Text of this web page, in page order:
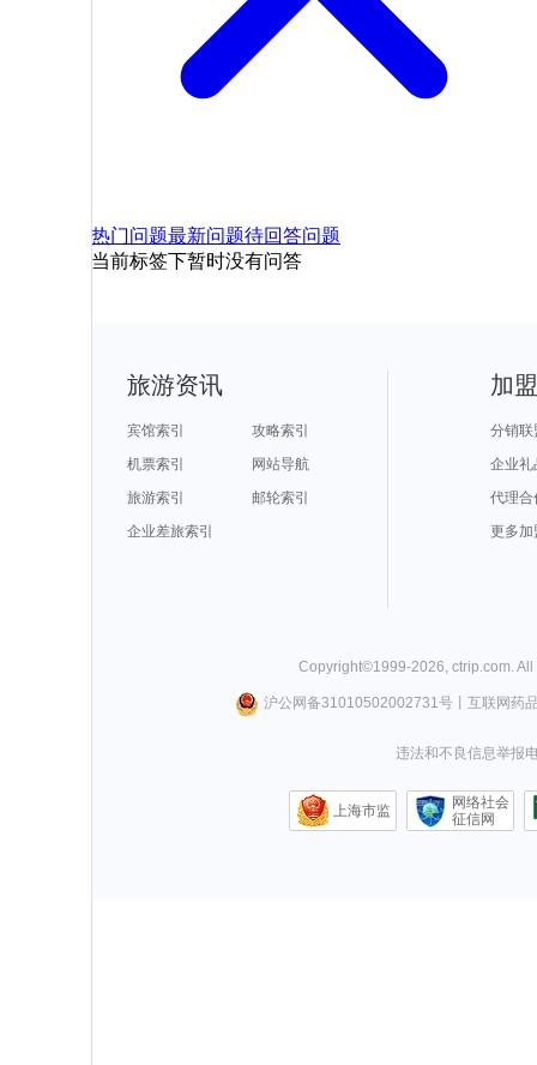
热门问题最新问题待回答问题
当前标签下暂时没有问答
旅游资讯
宾馆索引
攻略索引
机票索引
网站导航
旅游索引
邮轮索引
企业差旅索引
加
分销联
企业礼
代理合
更多加
Copyright©1999-2026, ctrip.com.
沪公网备31010502002731号丨 互联网药
违法和不良信息举报
上海市监
网络社会
征信网